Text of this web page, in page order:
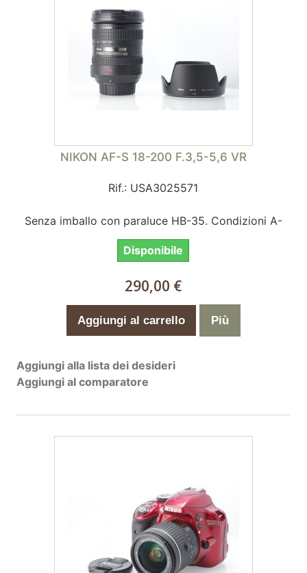
NIKON AF-S 18-200 F.3,5-5,6 VR
Rif.: USA3025571
Senza imballo con paraluce HB-35. Condizioni A-
Disponibile
290,00 €
Aggiungi al carrello Più
Aggiungi alla lista dei desideri
Aggiungi al comparatore